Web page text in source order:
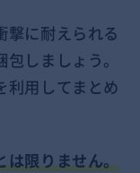
撃に耐えられる
しましょう。
利用してまとめ
は限りません。